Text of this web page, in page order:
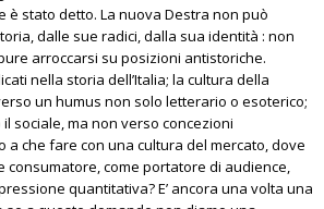
è stato detto. La nuova Destra non può
dalle sue radici, dalla sua identità : non
arroccarsi su posizioni antistoriche.
nella storia dell’Italia; la cultura della
un humus non solo letterario o esoterico;
sociale, ma non verso concezioni
a che fare con una cultura del mercato, dove
consumatore, come portatore di audience,
quantitativa? E’ ancora una volta una